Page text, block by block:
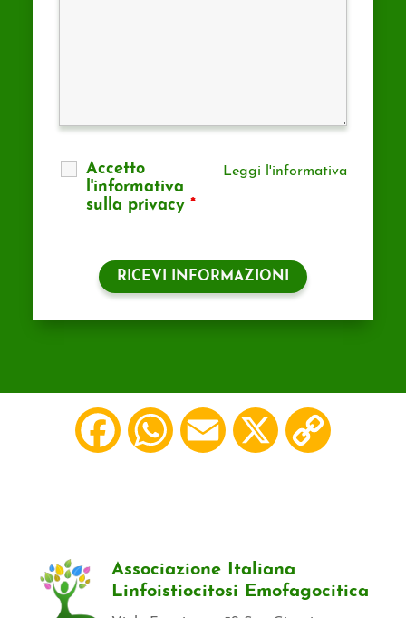
Accetto
l'informativa
sulla privacy *
Leggi l'informativa
FacebookWhatsAppEmail X
Associazione Italiana
Linfoistiocitosi Emofagocitica